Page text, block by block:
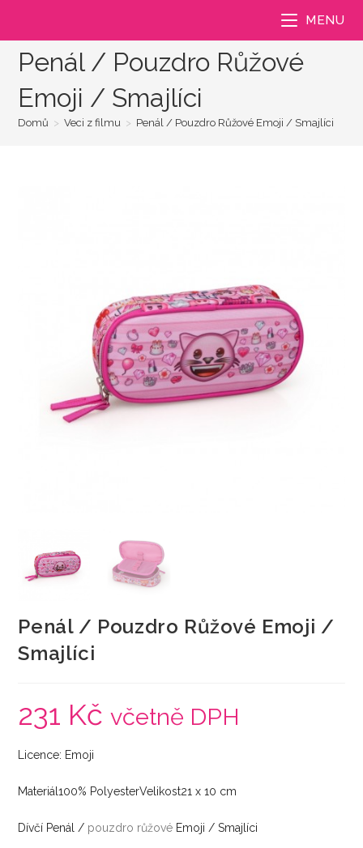
MENU
Penál / Pouzdro Růžové
Emoji / Smajlíci
Domů > Veci z filmu > Penál / Pouzdro Růžové Emoji / Smajlíci
Penál / Pouzdro Růžové Emoji /
Smajlíci
231 Kč včetně DPH
Licence: Emoji
Materiál100% PolyesterVelikost21 x 10 cm
Dívčí Penál / pouzdro růžové Emoji / Smajlíci